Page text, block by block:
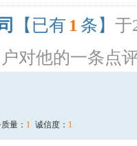
【已有 1 条】 于
对他的一条点
量： 1 诚信度： 1